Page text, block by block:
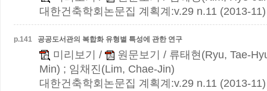
대한건축학회논문집 계획계:v.29 n.11 (2013-11)
p.141 공공도서관의 복합화 유형별 특성에 관한 연구
미리보기 / 원문보기
/ 류태현(Ryu, Tae-
Min) ; 임채진(Lim, Chae-Jin)
대한건축학회논문집 계획계:v.29 n.11 (2013-11)